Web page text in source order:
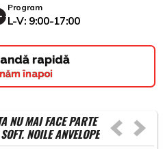
Program
L-V: 9:00-17:00
rapidă
înapoi
NU MAI FACE PARTE
NOILE ANVELOPE